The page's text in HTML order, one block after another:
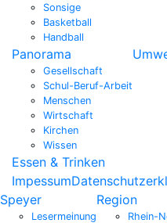
Sonsige
Basketball
Handball
Panorama
Gesellschaft
Schul-Beruf-Arbeit
Menschen
Wirtschaft
Kirchen
Wissen
Essen & Trinken
Impessum
Speyer
Lesermeinung
Region
Rhein-